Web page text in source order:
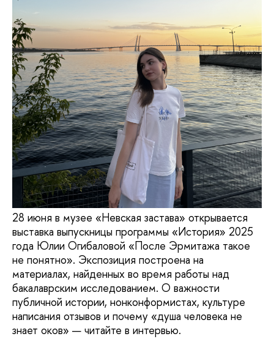
28 июня в музее «Невская застава» открывается
выставка выпускницы программы «История» 2025
года Юлии Огибаловой «После Эрмитажа такое
не понятно». Экспозиция построена на
материалах, найденных во время работы над
бакалаврским исследованием. О важности
публичной истории, нонконформистах, культуре
написания отзывов и почему «душа человека не
знает оков» — читайте в интервью.